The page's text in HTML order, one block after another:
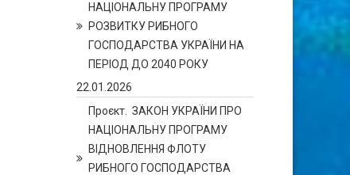
НАЦІОНАЛЬНУ ПРОГРАМУ
РОЗВИТКУ РИБНОГО
ГОСПОДАРСТВА УКРАЇНИ НА
ПЕРІОД ДО 2040 РОКУ
22.01.2026
Проєкт. ЗАКОН УКРАЇНИ ПРО
НАЦІОНАЛЬНУ ПРОГРАМУ
ВІДНОВЛЕННЯ ФЛОТУ
РИБНОГО ГОСПОДАРСТВА